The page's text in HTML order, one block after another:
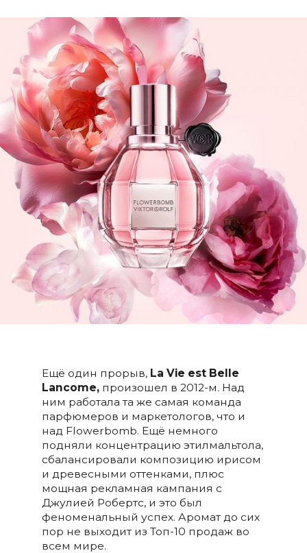
Ещё один прорыв, La Vie est Belle
Lancome,произошел в 2012-м. Над
ним работала та же самая команда
парфюмеров и маркетологов, что и
над Flowerbomb. Ещё немного
подняли концентрацию этилмальтола,
сбалансировали композицию ирисом
и древесными оттенками, плюс
мощная рекламная кампания с
Джулией Робертс, и это был
феноменальный успех. Аромат до сих
пор не выходит из Топ-10 продаж во
всем мире.